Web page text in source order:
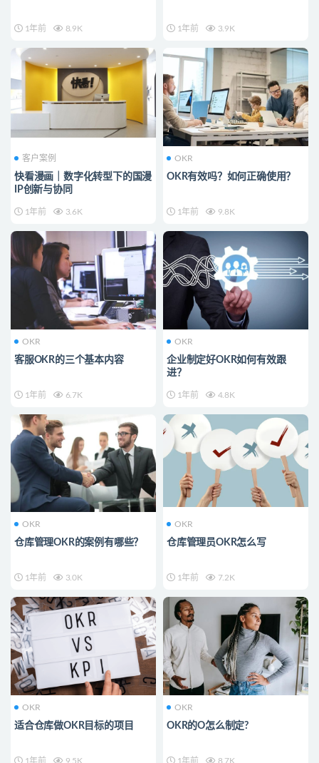
1年前 8.9K 1年前 3.9K
客户案例
快看漫画｜数字化转型下的国漫
IP创新与协同
1年前 3.6K
OKR
OKR有效吗？如何正确使用？
1年前 9.8K
OKR
客服OKR的三个基本内容
1年前 6.7K
OKR
企业制定好OKR如何有效跟
进？
1年前 4.8K
OKR
仓库管理OKR的案例有哪些？
1年前 3.0K
OKR
仓库管理员OKR怎么写
1年前 7.2K
OKR
适合仓库做OKR目标的项目
1年前 9.5K
OKR
OKR的O怎么制定?
1年前 8.7K